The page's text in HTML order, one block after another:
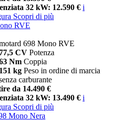
32 kW: 12.590 € i
Scopri di più
RVE
698 Mono RVE
77,5 CV Potenza
Nm Coppia
151 kg Peso in ordine di marcia
carburante
da 14.490 €
32 kW: 13.490 € i
Scopri di più
Mono Nera